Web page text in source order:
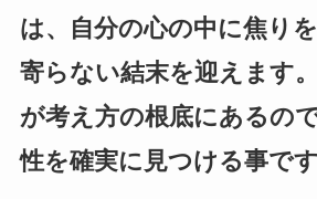
は、自分の心の中に焦り
寄らない結末を迎えます
が考え方の根底にあるの
性を確実に見つける事です